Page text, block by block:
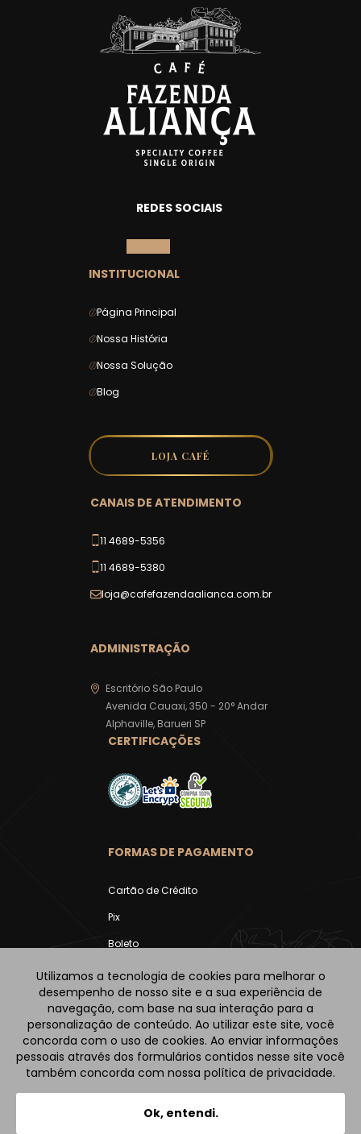
REDES SOCIAIS
INSTITUCIONAL
Página Principal
Nossa História
Nossa Solução
Blog
CANAIS DE ATENDIMENTO
11 4689-5356
11 4689-5380
loja@cafefazendaalianca.com.br
ADMINISTRAÇÃO
Escritório São Paulo
Avenida Cauaxi, 350 - 20° Andar
Alphaville, Barueri SP
CERTIFICAÇÕES
FORMAS DE PAGAMENTO
Cartão de Crédito
Pix
Boleto
2026 | © Café Fazenda Aliança | Todos os Direitos
Política de Privacidade
Política de Compra
Utilizamos a tecnologia de cookies para melhorar o
desempenho de nosso site e a sua experiência de
navegação, com base na sua interação para a
personalização de conteúdo. Ao utilizar este site, você
concorda com o uso de cookies. Ao enviar informações
pessoais através dos formulários contidos nesse site você
também concorda com nossa política de privacidade.
Ok, entendi.